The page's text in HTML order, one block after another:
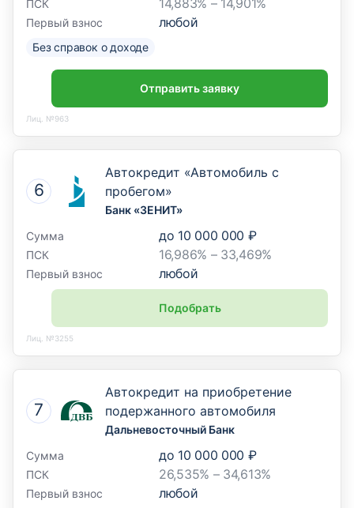
ПСК 14,883% – 14,901%
Первый взнос любой
Без справок о доходе
Отправить заявку
Лиц. №963
Автокредит «Автомобиль с
пробегом»
Банк «ЗЕНИТ»
Сумма
до 10 000 000 ₽
ПСК 16,986% – 33,469%
Первый взнос любой
Подобрать
Лиц. №3255
Автокредит на приобретение
подержанного автомобиля
Дальневосточный Банк
Сумма
до 10 000 000 ₽
ПСК 26,535% – 34,613%
Первый взнос любой